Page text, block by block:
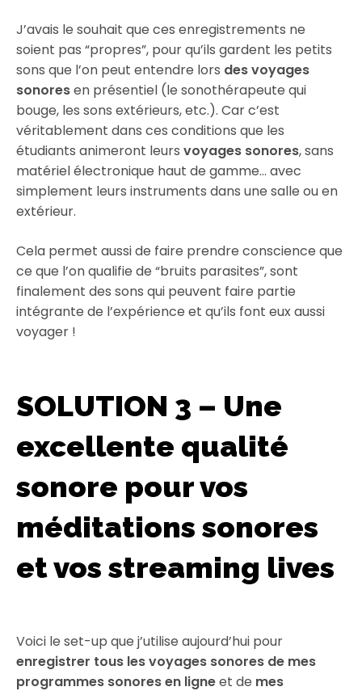
J’avais le souhait que ces enregistrements ne
soient pas “propres”, pour qu’ils gardent les petits
sons que l’on peut entendre lors des voyages
sonoresen présentiel (le sonothérapeute qui
bouge, les sons extérieurs, etc.). Car c’est
véritablement dans ces conditions que les
étudiants animeront leurs voyages sonores, sans
matériel électronique haut de gamme… avec
simplement leurs instruments dans une salle ou en
extérieur.
Cela permet aussi de faire prendre conscience que
ce que l’on qualifie de “bruits parasites”, sont
finalement des sons qui peuvent faire partie
intégrante de l’expérience et qu’ils font eux aussi
voyager !
SOLUTION 3 – Une
excellente qualité
sonore pour vos
méditations sonores
et vos streaming lives
Voici le set-up que j’utilise aujourd’hui pour
enregistrer tous les voyages sonores de mes
programmes sonores en ligneet de mes